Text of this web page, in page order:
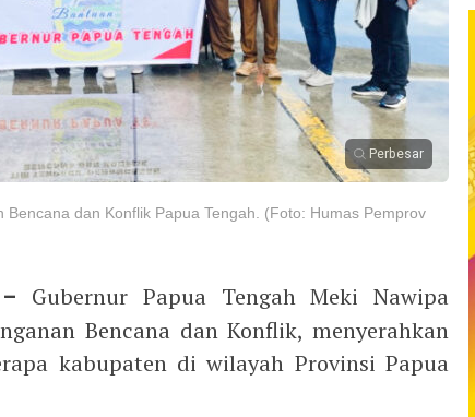
Perbesar
dan Konflik Papua Tengah. (Foto: Humas Pemprov
Gubernur Papua Tengah Meki Nawipa
Bencana dan Konflik, menyerahkan
kabupaten di wilayah Provinsi Papua